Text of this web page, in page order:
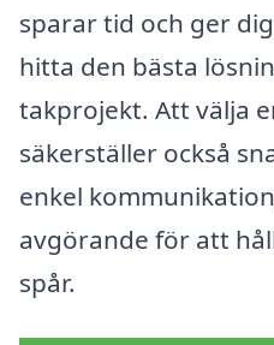
sparar tid och ger
hitta den bästa
takprojekt. Att välja
säkerställer också
enkel
avgörande för att
spår.